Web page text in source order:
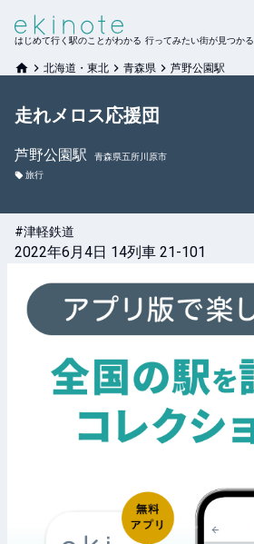
はじめて行く駅のことがわかる 行ってみたい街が見つかる
北海道・東北 青森県 芦野公園駅
走れメロス応援団
芦野公園駅
青森県五所川原市
旅行
#津軽鉄道
2022年6月4日 14列車 21-101